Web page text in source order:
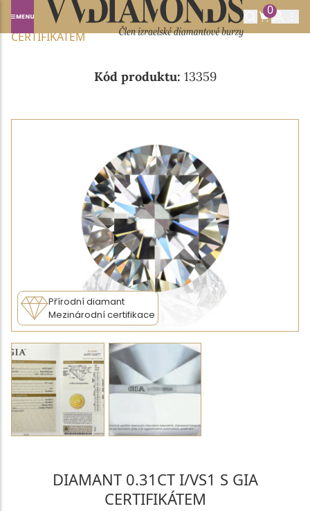
0
Domů NABÍDKA DIAMANTŮ
0.31CT I/VS1 S GIA
CERTIFIKÁTEM
Kód produktu: 13359
Přírodní diamant
Mezinárodní certifikace
DIAMANT 0.31CT I/VS1 S GIA
CERTIFIKÁTEM